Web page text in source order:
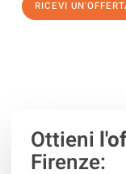
RICEVI
Ottieni
Firenze: